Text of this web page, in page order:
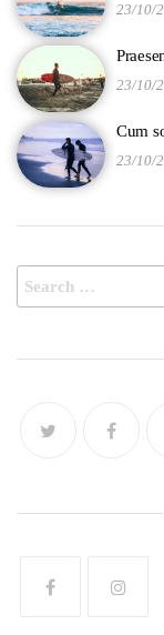
23/10/
23/10/
Cum
23/10/